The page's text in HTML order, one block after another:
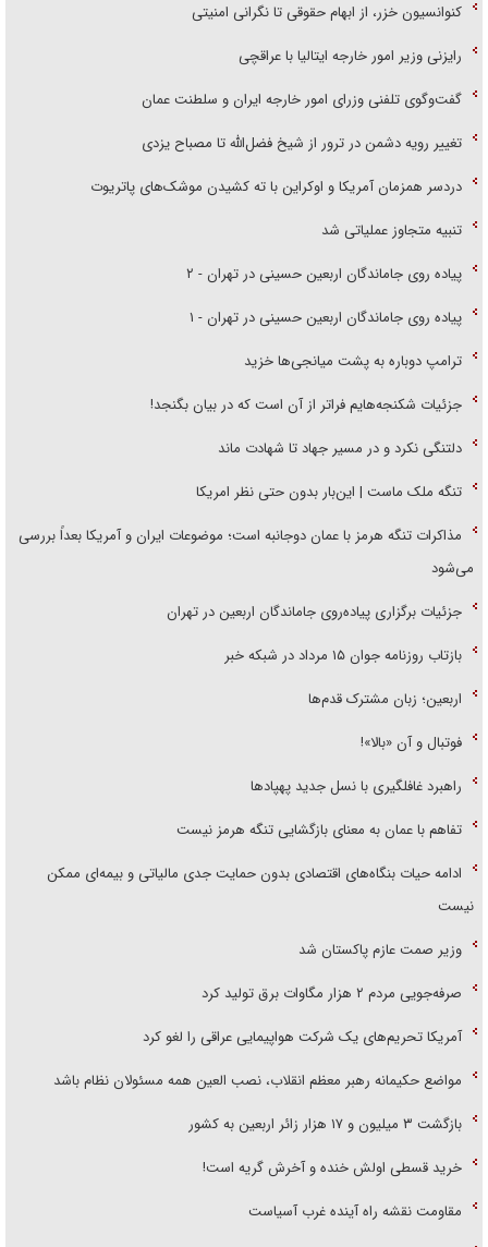
کنوانسیون خزر، از ابهام حقوقی تا نگرانی امنیتی
رایزنی وزیر امور خارجه ایتالیا با عراقچی
گفت‌وگوی تلفنی وزرای امور خارجه ایران و سلطنت عمان
تغییر رویه دشمن در ترور از شیخ فضل‌الله تا مصباح یزدی
دردسر همزمان آمریکا و اوکراین با ته کشیدن موشک‌های پاتریوت
تنبیه متجاوز عملیاتی شد
پیاده روی جاماندگان اربعین حسینی در تهران - ۲
پیاده روی جاماندگان اربعین حسینی در تهران - ۱
ترامپ دوباره به پشت میانجی‌ها خزید
جزئیات شکنجه‌هایم فراتر از آن است که در بیان بگنجد!
دلتنگی نکرد و در مسیر جهاد تا شهادت ماند
تنگه ملک ماست | این‌بار بدون حتی نظر امریکا
مذاکرات تنگه هرمز با عمان دوجانبه است؛ موضوعات ایران و آمریکا بعداً بررسی
می‌شود
جزئیات برگزاری پیاده‌روی جاماندگان اربعین در تهران
بازتاب روزنامه جوان ۱۵ مرداد در شبکه خبر
اربعین؛ زبان مشترک قدم‌ها
فوتبال و آن «بالا»!
راهبرد غافلگیری با نسل جدید پهپاد‌ها
تفاهم با عمان به معنای بازگشایی تنگه هرمز نیست
ادامه حیات بنگاه‌های اقتصادی بدون حمایت جدی مالیاتی و بیمه‌ای ممکن
نیست
وزیر صمت عازم پاکستان شد
صرفه‌جویی مردم ۲ هزار مگاوات برق تولید کرد
آمریکا تحریم‌های یک شرکت هواپیمایی عراقی را لغو کرد
مواضع حکیمانه رهبر معظم انقلاب، نصب العین همه مسئولان نظام باشد
بازگشت ۳ میلیون و ۱۷ هزار زائر اربعین به کشور
خرید قسطی اولش خنده و آخرش گریه است!
مقاومت نقشه راه آینده غرب آسیاست